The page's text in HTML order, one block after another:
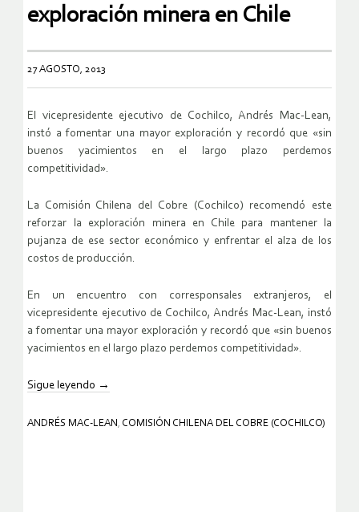
exploración minera en Chile
27 AGOSTO, 2013
El vicepresidente ejecutivo de Cochilco, Andrés Mac-Lean,
instó a fomentar una mayor exploración y recordó que «sin
buenos yacimientos en el largo plazo perdemos
competitividad».
La Comisión Chilena del Cobre (Cochilco) recomendó este
reforzar la exploración minera en Chile para mantener la
pujanza de ese sector económico y enfrentar el alza de los
costos de producción.
En un encuentro con corresponsales extranjeros, el
vicepresidente ejecutivo de Cochilco, Andrés Mac-Lean, instó
a fomentar una mayor exploración y recordó que «sin buenos
yacimientos en el largo plazo perdemos competitividad».
Sigue leyendo →
ANDRÉS MAC-LEAN , COMISIÓN CHILENA DEL COBRE (COCHILCO)